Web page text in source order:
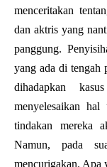
menceritakan
dan aktris yang
panggung.
yang ada di tengah
dihadapkan
menyelesaikan
tindakan mereka
Namun, pada
mencurigakan. Apa